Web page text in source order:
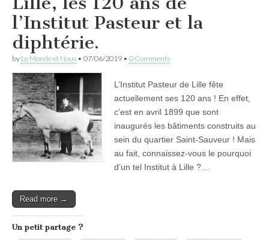
l’Institut Pasteur et la
diphtérie.
by Le Monde et Nous • 07/06/2019 • 0 Comments
L’Institut Pasteur de Lille fête
actuellement ses 120 ans ! En effet,
c’est en avril 1899 que sont
inaugurés les bâtiments construits au
sein du quartier Saint-Sauveur ! Mais
au fait, connaissez-vous le pourquoi
d’un tel Institut à Lille ?…
Read more →
Un petit partage ?